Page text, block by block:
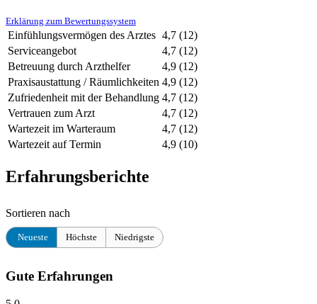
Erklärung zum Bewertungssystem
Einfühlungsvermögen des Arztes 4,7 (12)
Serviceangebot
4,7 (12)
Betreuung durch Arzthelfer
4,9 (12)
Praxisaustattung / Räumlichkeiten 4,9 (12)
Zufriedenheit mit der Behandlung 4,7 (12)
Vertrauen zum Arzt
4,7 (12)
Wartezeit im Warteraum
4,7 (12)
Wartezeit auf Termin
4,9 (10)
Erfahrungsberichte
Sortieren nach
Neueste Höchste Niedrigste
Gute Erfahrungen